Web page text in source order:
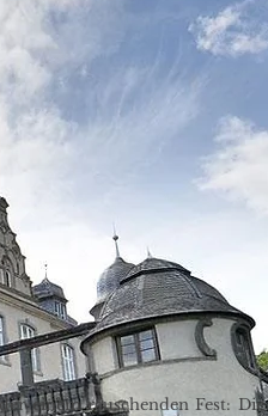
einem rauschenden Fest: